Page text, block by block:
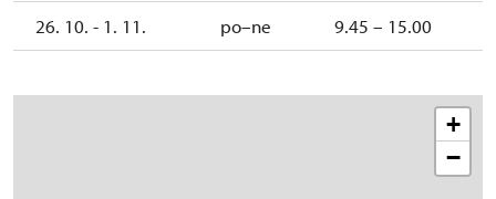
26. 10. - 1. 11. po–ne 9.45 – 15.00
+
−